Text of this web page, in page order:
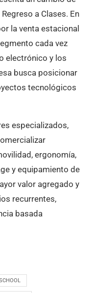
a Clases. En
la venta estacional
cada vez
electrónico y los
busca posicionar
tecnológicos
especializados,
ergonomía,
y equipamiento de
valor agregado y
recurrentes,
basada